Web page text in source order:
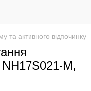
та активного відпочинку
M,